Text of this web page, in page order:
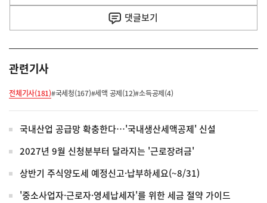
댓글보기
관련기사
전체기사(181)#국세청(167)#세액 공제(12)#소득공제(4)
국내산업 공급망 확충한다…'국내생산세액공제' 신설
2027년 9월 신청분부터 달라지는 '근로장려금'
상반기 주식양도세 예정신고·납부하세요(~8/31)
'중소사업자·근로자·영세납세자'를 위한 세금 절약 가이드